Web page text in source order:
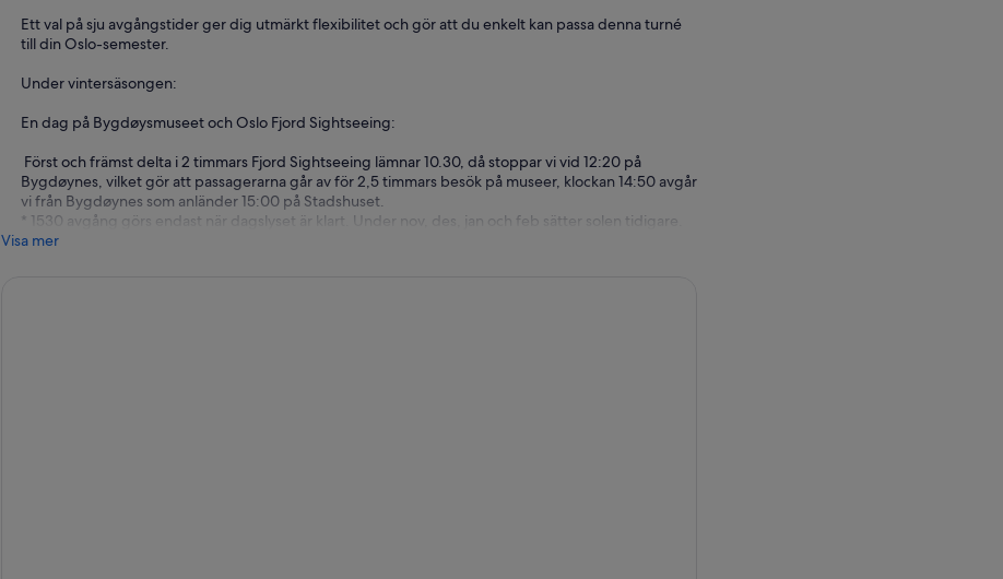
Ett val på sju avgångstider ger dig utmärkt flexibilitet och gör att du enkelt kan passa denna turné
till din Oslo-semester.
Under vintersäsongen:
En dag på Bygdøysmuseet och Oslo Fjord Sightseeing:
Först och främst delta i 2 timmars Fjord Sightseeing lämnar 10.30, då stoppar vi vid 12:20 på
Bygdøynes, vilket gör att passagerarna går av för 2,5 timmars besök på museer, klockan 14:50 avgår
vi från Bygdøynes som anländer 15:00 på Stadshuset.
* 1530 avgång görs endast när dagslyset är klart. Under nov, des, jan och feb sätter solen tidigare.
Visa mer